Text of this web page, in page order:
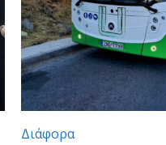
Διάφορα